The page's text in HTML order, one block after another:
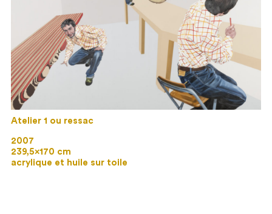
Atelier 1 ou ressac
2007
239,5×170 cm
acrylique et huile sur toile